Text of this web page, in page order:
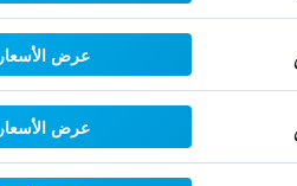
عرض الأسعار
عرض الأسعار